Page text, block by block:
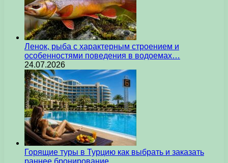
Ленок, рыба с характерным строением и
особенностями поведения в водоемах…
24.07.2026
Горящие туры в Турцию как выбрать и заказать
раннее бронирование